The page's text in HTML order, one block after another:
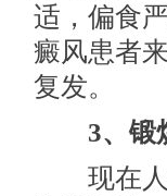
适，偏食
癜风患者
复发。
3、锻
现在人